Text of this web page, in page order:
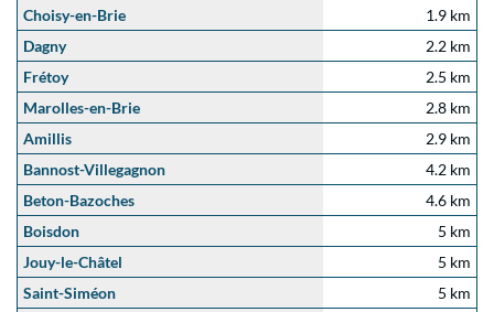
Choisy-en-Brie
1.9 km
Dagny
2.2 km
Frétoy
2.5 km
Marolles-en-Brie
2.8 km
Amillis
2.9 km
Bannost-Villegagnon
4.2 km
Beton-Bazoches
4.6 km
Boisdon
5 km
Jouy-le-Châtel
5 km
Saint-Siméon
5 km